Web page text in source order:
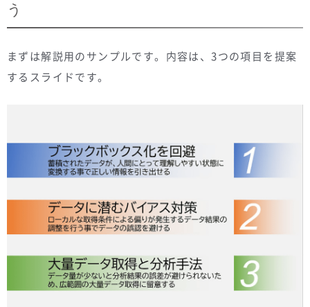
う
まずは解説用のサンプルです。内容は、3つの項目を提案
するスライドです。